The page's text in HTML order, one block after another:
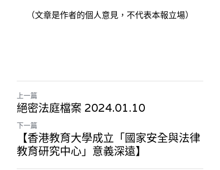
（文章是作者的個人意見，不代表本報立場）
上一篇
絕密法庭檔案 2024.01.10
下一篇
【香港教育大學成立「國家安全與法律
教育研究中心」意義深遠】